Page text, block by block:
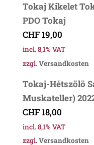
Tokaj Kikelet
PDO Tokaj
CHF19,00
incl. 8,1% VAT
zzgl.Versandkosten
Tokaj-Hétszölö
Muskateller)
CHF18,00
incl. 8,1% VAT
zzgl.Versandkosten